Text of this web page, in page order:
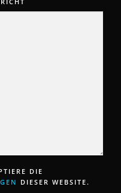
DIE
DIESER WEBSITE.